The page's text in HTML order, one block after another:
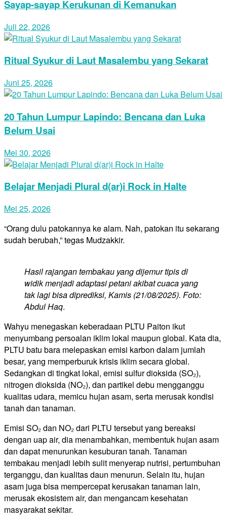
Sayap-sayap Kerukunan di Kemanukan
Juli 22, 2026
Ritual Syukur di Laut Masalembu yang Sekarat
Juni 25, 2026
20 Tahun Lumpur Lapindo: Bencana dan Luka
Belum Usai
Mei 30, 2026
Belajar Menjadi Plural d(ar)i Rock in Halte
Mei 25, 2026
“Orang dulu patokannya ke alam. Nah, patokan itu sekarang
sudah berubah,” tegas Mudzakkir.
Hasil rajangan tembakau yang dijemur tipis di
widik menjadi adaptasi petani akibat cuaca yang
tak lagi bisa diprediksi, Kamis (21/08/2025). Foto:
Abdul Haq.
Wahyu menegaskan keberadaan PLTU Paiton ikut
menyumbang persoalan iklim lokal maupun global. Kata dia,
PLTU batu bara melepaskan emisi karbon dalam jumlah
besar, yang memperburuk krisis iklim secara global.
Sedangkan di tingkat lokal, emisi sulfur dioksida (SO₂),
nitrogen dioksida (NO₂), dan partikel debu mengganggu
kualitas udara, memicu hujan asam, serta merusak kondisi
tanah dan tanaman.
Emisi SO₂ dan NO₂ dari PLTU tersebut yang bereaksi
dengan uap air, dia menambahkan, membentuk hujan asam
dan dapat menurunkan kesuburan tanah. Tanaman
tembakau menjadi lebih sulit menyerap nutrisi, pertumbuhan
terganggu, dan kualitas daun menurun. Selain itu, hujan
asam juga bisa mempercepat kerusakan tanaman lain,
merusak ekosistem air, dan mengancam kesehatan
masyarakat sekitar.